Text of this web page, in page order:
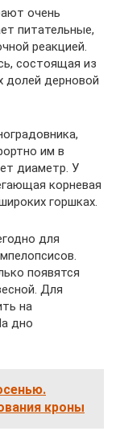
очень
питательные,
реакцией.
состоящая из
долей дерновой
им в
диаметр. У
корневая
горшках.
для
появятся
Для
на
дно
кроны